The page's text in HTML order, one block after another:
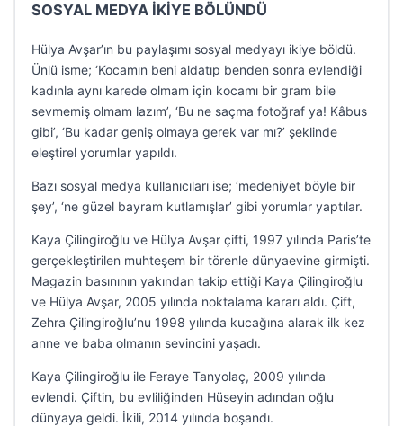
SOSYAL MEDYA İKİYE BÖLÜNDÜ
Hülya Avşar’ın bu paylaşımı sosyal medyayı ikiye böldü.
Ünlü isme; ‘Kocamın beni aldatıp benden sonra evlendiği
kadınla aynı karede olmam için kocamı bir gram bile
sevmemiş olmam lazım’, ‘Bu ne saçma fotoğraf ya! Kâbus
gibi’, ‘Bu kadar geniş olmaya gerek var mı?’ şeklinde
eleştirel yorumlar yapıldı.
Bazı sosyal medya kullanıcıları ise; ‘medeniyet böyle bir
şey’, ‘ne güzel bayram kutlamışlar’ gibi yorumlar yaptılar.
Kaya Çilingiroğlu ve Hülya Avşar çifti, 1997 yılında Paris’te
gerçekleştirilen muhteşem bir törenle dünyaevine girmişti.
Magazin basınının yakından takip ettiği Kaya Çilingiroğlu
ve Hülya Avşar, 2005 yılında noktalama kararı aldı. Çift,
Zehra Çilingiroğlu’nu 1998 yılında kucağına alarak ilk kez
anne ve baba olmanın sevincini yaşadı.
Kaya Çilingiroğlu ile Feraye Tanyolaç, 2009 yılında
evlendi. Çiftin, bu evliliğinden Hüseyin adından oğlu
dünyaya geldi. İkili, 2014 yılında boşandı.